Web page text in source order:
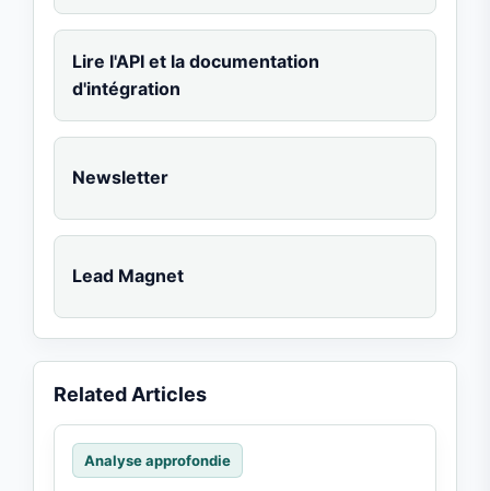
Lire l'API et la documentation
d'intégration
Newsletter
Lead Magnet
Related Articles
Analyse approfondie